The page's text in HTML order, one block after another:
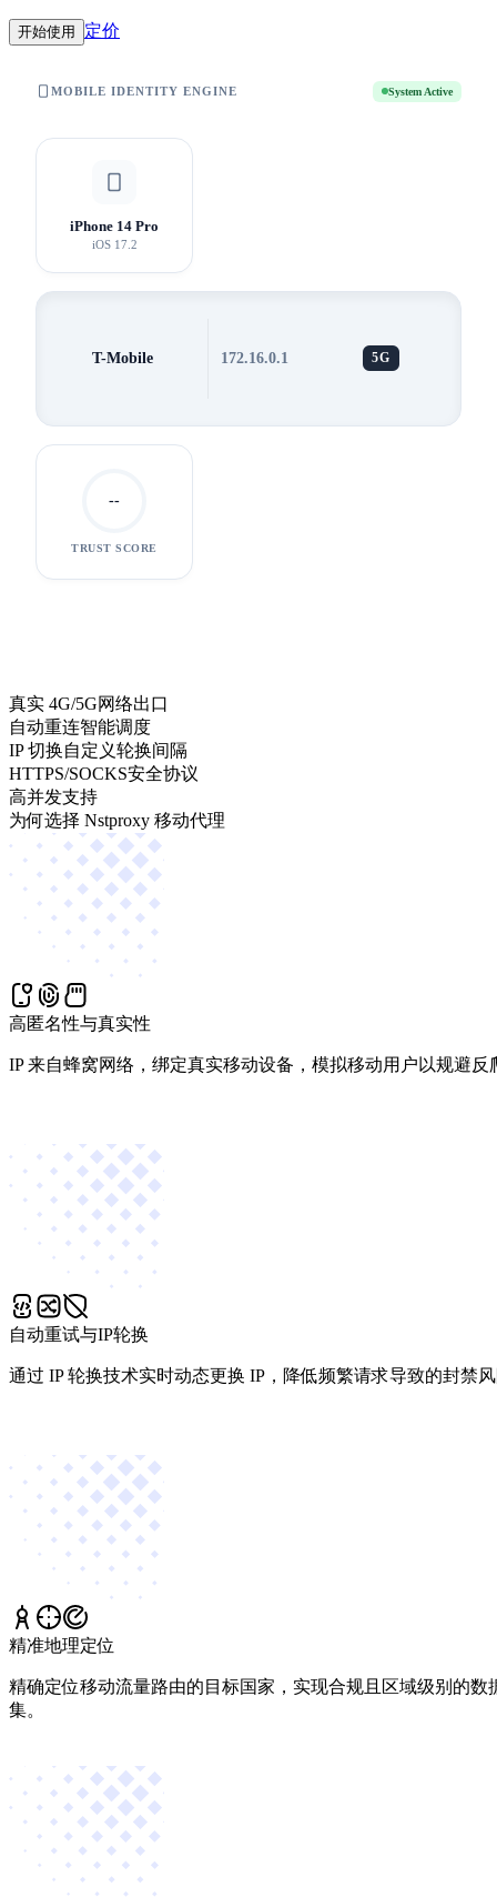
开始使用 定价
MOBILE IDENTITY ENGINE System Active
iPhone 14 Pro
iOS 17.2
AT&T
T-Mobile 5G
172.16.0.1
--
TRUST SCORE
真实 4G/5G网络出口
自动重连智能调度
IP 切换自定义轮换间隔
HTTPS/SOCKS安全协议
高并发支持
为何选择 Nstproxy 移动代理
高匿名性与真实性
IP 来自蜂窝网络，绑定真实移动设备，模拟移动用户以规避反
自动重试与IP轮换
通过 IP 轮换技术实时动态更换 IP，降低频繁请求导致的封禁
精准地理定位
精确定位移动流量路由的目标国家，实现合规且区域级别的数
集。